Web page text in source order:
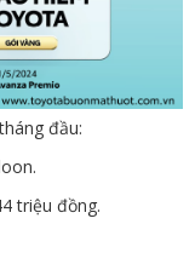
đầu:
triệu đồng.